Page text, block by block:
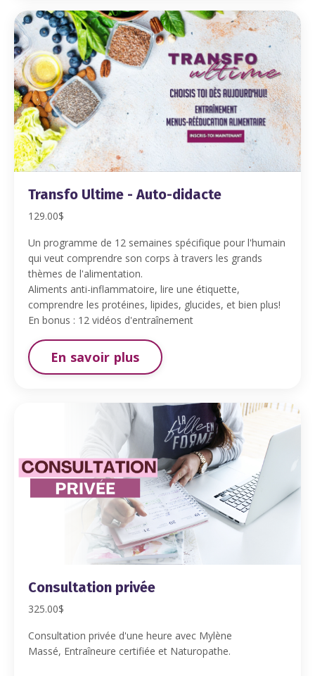
Transfo Ultime - Auto-didacte
129.00$
Un programme de 12 semaines spécifique pour l'humain
qui veut comprendre son corps à travers les grands
thèmes de l'alimentation.
Aliments anti-inflammatoire, lire une étiquette,
comprendre les protéines, lipides, glucides, et bien plus!
En bonus : 12 vidéos d'entraînement
En savoir plus
Consultation privée
325.00$
Consultation privée d'une heure avec Mylène
Massé, Entraîneure certifiée et Naturopathe.